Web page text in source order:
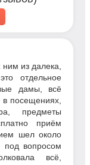
из далека,
отдельное
дамы, всё
посещениях,
предметы
приём
шел около
под вопросом
всё,